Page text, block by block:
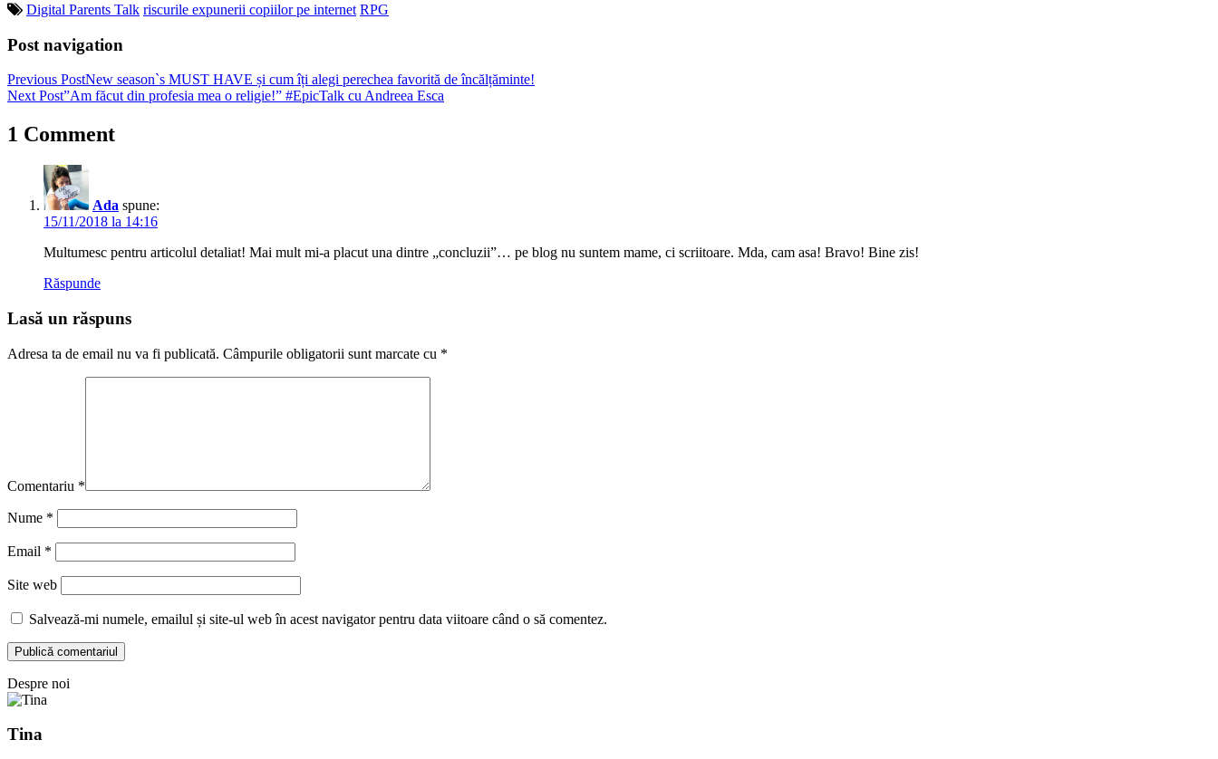
Digital Parents Talk riscurile expunerii copiilor pe internet RPG
Post navigation
Previous PostNew season`s MUST HAVE și cum îți alegi perechea favorită de încălțăminte!
Next Post”Am făcut din profesia mea o religie!” #EpicTalk cu Andreea Esca
1 Comment
Ada spune:
15/11/2018 la 14:16
Multumesc pentru articolul detaliat! Mai mult mi-a placut una dintre „concluzii”… pe blog nu suntem mame, ci scriitoare. Mda, cam asa! Bravo! Bine zis!
Răspunde
Lasă un răspuns
Adresa ta de email nu va fi publicată. Câmpurile obligatorii sunt marcate cu *
Comentariu *
Nume *
Email *
Site web
Salvează-mi numele, emailul și site-ul web în acest navigator pentru data viitoare când o să comentez.
Despre noi
Tina